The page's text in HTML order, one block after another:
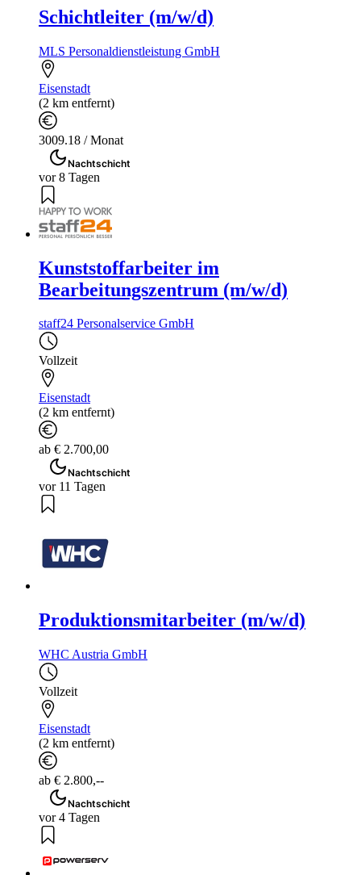
Schichtleiter (m/w/d)
MLS Personaldienstleistung GmbH
Eisenstadt
(2 km entfernt)
3009.18 / Monat
Nachtschicht
vor 8 Tagen
Kunststoffarbeiter im
Bearbeitungszentrum (m/w/d)
staff24 Personalservice GmbH
Vollzeit
Eisenstadt
(2 km entfernt)
ab € 2.700,00
Nachtschicht
vor 11 Tagen
Produktionsmitarbeiter (m/w/d)
WHC Austria GmbH
Vollzeit
Eisenstadt
(2 km entfernt)
ab € 2.800,--
Nachtschicht
vor 4 Tagen